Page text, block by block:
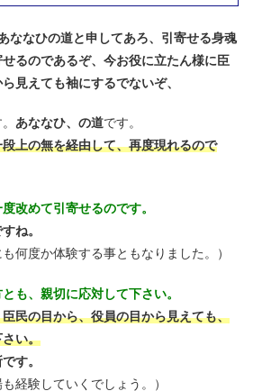
ななひの道と申してあろ、引寄せる身魂
るのであるぞ、今お役に立たん様に臣
見えても袖にするでないぞ、
あななひ、の道です。
上の無を経由して、再度現れるので
改めて引寄せるのです。
ね。
何度か体験する事ともなりました。）
も、親切に応対して下さい。
民の目から、役員の目から見えても、
い。
す。
経験していくでしょう。）